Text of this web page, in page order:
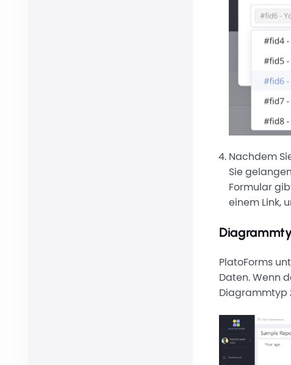
Nachdem
Sie
Formular
einem Link,
PlatoForms
Daten. Wenn
Diagrammtyp